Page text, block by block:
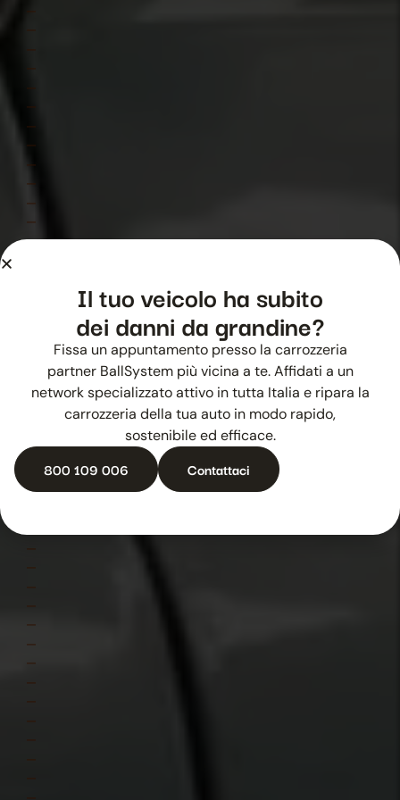
2015
Il tuo veicolo ha subito
dei danni da grandine?
Fissa un appuntamento presso la carrozzeria
partner BallSystem più vicina a te. Affidati a un
network specializzato attivo in tutta Italia e ripara la
carrozzeria della tua auto in modo rapido,
sostenibile ed efficace.
800 109 006 Contattaci